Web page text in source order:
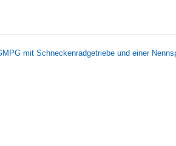
mit Schneckenradgetriebe und einer